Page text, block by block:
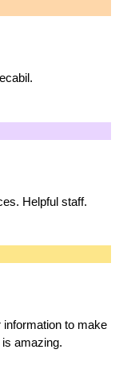
Helpful staff.
to make
amazing.